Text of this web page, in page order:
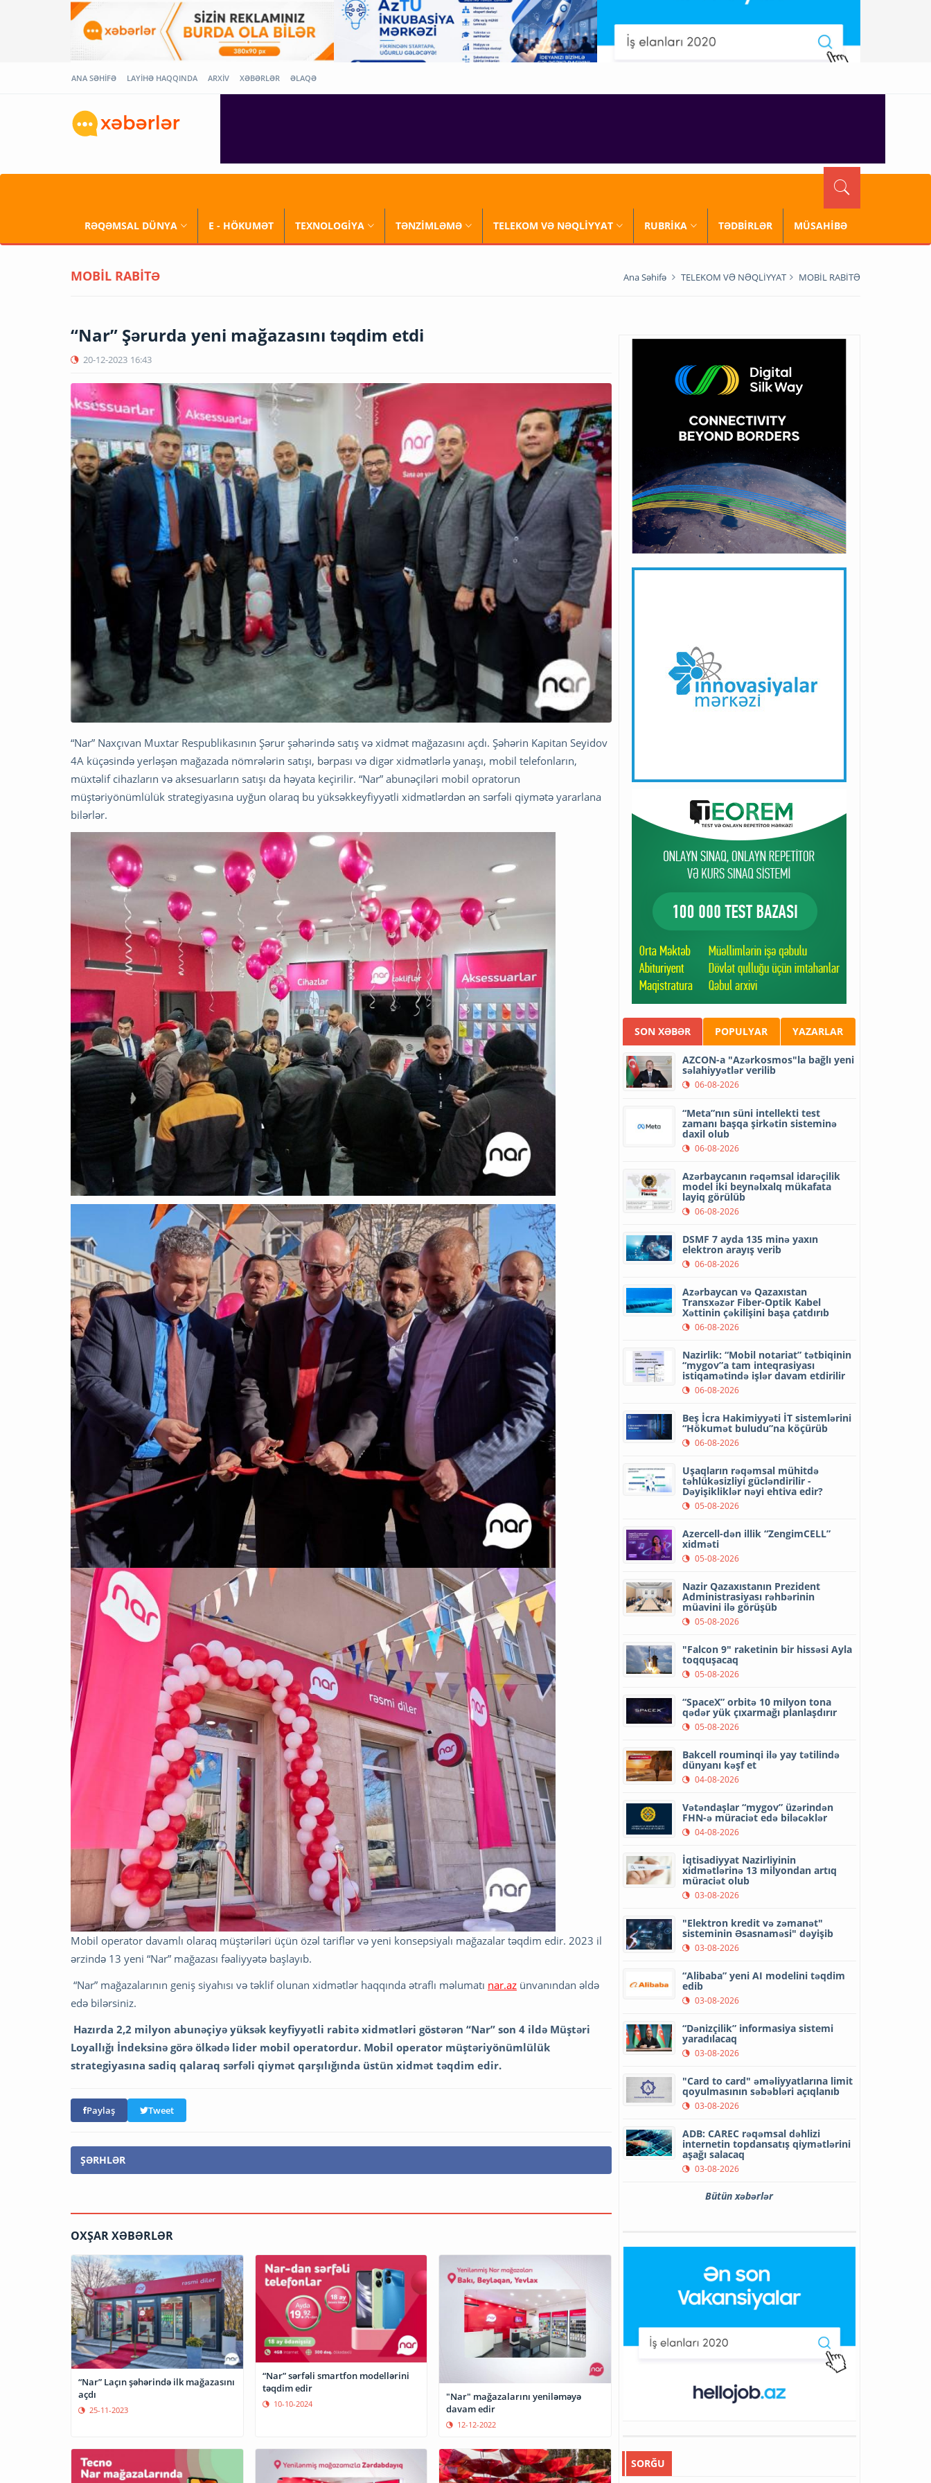
ANA SƏHİFƏ LAYİHƏ HAQQINDA ARXİV XƏBƏRLƏR ƏLAQƏ
RƏQƏMSAL DÜNYA E - HÖKUMƏT TEXNOLOGİYA TƏNZİMLƏMƏ TELEKOM VƏ NƏQLİYYAT RUBRİKA TƏDBİRLƏR MÜSAHİBƏ
MOBİL RABİTƏ Ana Səhifə TELEKOM VƏ NƏQLİYYAT MOBİL RABİTƏ
“Nar” Şərurda yeni mağazasını təqdim etdi
20-12-2023 16:43
“Nar” Naxçıvan Muxtar Respublikasının Şərur şəhərində satış və xidmət mağazasını açdı. Şəhərin Kapitan Seyidov
4A küçəsində yerləşən mağazada nömrələrin satışı, bərpası və digər xidmətlərlə yanaşı, mobil telefonların,
müxtəlif cihazların və aksesuarların satışı da həyata keçirilir. “Nar” abunəçiləri mobil opratorun
müştəriyönümlülük strategiyasına uyğun olaraq bu yüksəkkeyfiyyətli xidmətlərdən ən sərfəli qiymətə yararlana
bilərlər.
Mobil operator davamlı olaraq müştəriləri üçün özəl tariflər və yeni konsepsiyalı mağazalar təqdim edir. 2023 il
ərzində 13 yeni “Nar” mağazası fəaliyyətə başlayıb.
“Nar” mağazalarının geniş siyahısı və təklif olunan xidmətlər haqqında ətraflı məlumatı nar.az ünvanından əldə
edə bilərsiniz.
Hazırda 2,2 milyon abunəçiyə yüksək keyfiyyətli rabitə xidmətləri göstərən “Nar” son 4 ildə Müştəri
Loyallığı İndeksinə görə ölkədə lider mobil operatordur. Mobil operator müştəriyönümlülük
strategiyasına sadiq qalaraq sərfəli qiymət qarşılığında üstün xidmət təqdim edir.
Paylaş Tweet
ŞƏRHLƏR
OXŞAR XƏBƏRLƏR
“Nar” Laçın şəhərində ilk mağazasını
açdı
25-11-2023
“Nar” sərfəli smartfon modellərini
təqdim edir
10-10-2024
"Nar" mağazalarını yeniləməyə
davam edir
12-12-2022
SON XƏBƏR POPULYAR YAZARLAR
AZCON-a "Azərkosmos"la bağlı yeni
səlahiyyətlər verilib
06-08-2026
“Meta”nın süni intellekti test
zamanı başqa şirkətin sisteminə
daxil olub
06-08-2026
Azərbaycanın rəqəmsal idarəçilik
model iki beynəlxalq mükafata
layiq görülüb
06-08-2026
DSMF 7 ayda 135 minə yaxın
elektron arayış verib
06-08-2026
Azərbaycan və Qazaxıstan
Transxəzər Fiber-Optik Kabel
Xəttinin çəkilişini başa çatdırıb
06-08-2026
Nazirlik: “Mobil notariat” tətbiqinin
“mygov”a tam inteqrasiyası
istiqamətində işlər davam etdirilir
06-08-2026
Beş İcra Hakimiyyəti İT sistemlərini
“Hökumət buludu”na köçürüb
06-08-2026
Uşaqların rəqəmsal mühitdə
təhlükəsizliyi gücləndirilir -
Dəyişikliklər nəyi ehtiva edir?
05-08-2026
Azercell-dən illik “ZengimCELL”
xidməti
05-08-2026
Nazir Qazaxıstanın Prezident
Administrasiyası rəhbərinin
müavini ilə görüşüb
05-08-2026
"Falcon 9" raketinin bir hissəsi Ayla
toqquşacaq
05-08-2026
“SpaceX” orbitə 10 milyon tona
qədər yük çıxarmağı planlaşdırır
05-08-2026
Bakcell rouminqi ilə yay tətilində
dünyanı kəşf et
04-08-2026
Vətəndaşlar “mygov” üzərindən
FHN-ə müraciət edə biləcəklər
04-08-2026
İqtisadiyyat Nazirliyinin
xidmətlərinə 13 milyondan artıq
müraciət olub
03-08-2026
"Elektron kredit və zəmanət"
sisteminin Əsasnaməsi" dəyişib
03-08-2026
“Alibaba” yeni AI modelini təqdim
edib
03-08-2026
“Dənizçilik” informasiya sistemi
yaradılacaq
03-08-2026
"Card to card" əməliyyatlarına limit
qoyulmasının səbəbləri açıqlanıb
03-08-2026
ADB: CAREC rəqəmsal dəhlizi
internetin topdansatış qiymətlərini
aşağı salacaq
03-08-2026
Bütün xəbərlər
SORĞU